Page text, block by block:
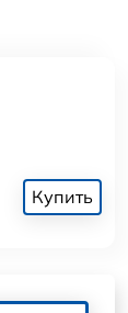
Купить